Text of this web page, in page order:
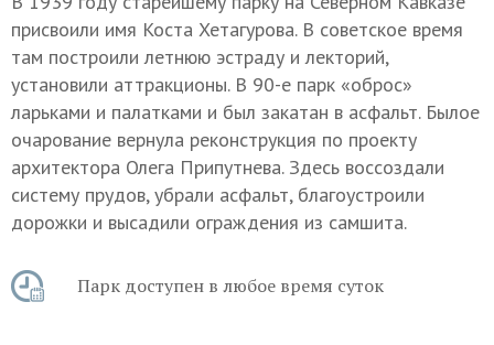
присвоили имя Коста Хетагурова. В советское время
там построили летнюю эстраду и лекторий,
установили аттракционы. В 90-е парк «оброс»
ларьками и палатками и был закатан в асфальт. Былое
очарование вернула реконструкция по проекту
архитектора Олега Припутнева. Здесь воссоздали
систему прудов, убрали асфальт, благоустроили
дорожки и высадили ограждения из самшита.
Парк доступен в любое время суток